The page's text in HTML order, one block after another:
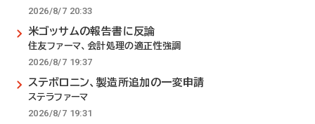
2026/8/7 20:33
米ゴッサムの報告書に反論
住友ファーマ、会計処理の適正性強調
2026/8/7 19:37
ステボロニン、製造所追加の一変申請
ステラファーマ
2026/8/7 19:31